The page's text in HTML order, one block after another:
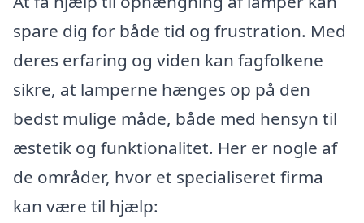
spare dig for både tid og frustration. Med
deres erfaring og viden kan fagfolkene
sikre, at lamperne hænges op på den
bedst mulige måde, både med hensyn til
æstetik og funktionalitet. Her er nogle af
de områder, hvor et specialiseret firma
kan være til hjælp: